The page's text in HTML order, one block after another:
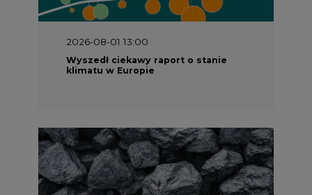
2026-08-01 13:00
Wyszedł ciekawy raport o stanie
klimatu w Europie